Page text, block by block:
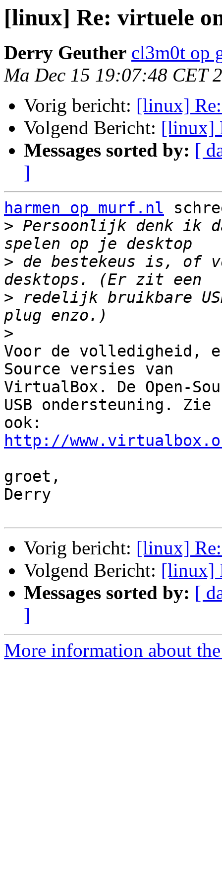
[linux] Re: virtuele
Derry Geuther cl3m0t op
Ma Dec 15 19:07:48 CET
Vorig bericht: [linux]
Volgend Bericht: [linux]
Messages sorted by: [
]
harmen op murf.nl
> Persoonlijk denk ik
> de bestekeus is, of
> redelijk bruikbare
>
Voor de volledigheid,
Source versies van
VirtualBox. De Open-
USB ondersteuning. Zie
http://
groet,
Derry
Vorig bericht: [linux]
Volgend Bericht: [linux]
Messages sorted by: [
]
More information about